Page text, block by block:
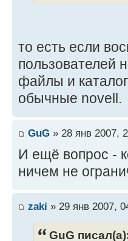
то есть если
пользователей
файлы и
обычные novell.
GuG » 28 янв 2007,
И ещё вопрос -
ничем не
zaki » 29 янв 2007,
GuG